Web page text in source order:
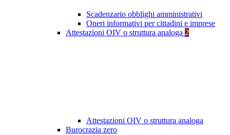
Scadenzario obblighi amministrativi
Oneri informativi per cittadini e imprese
Attestazioni OIV o struttura analoga 2
Attestazioni OIV o struttura analoga
Burocrazia zero